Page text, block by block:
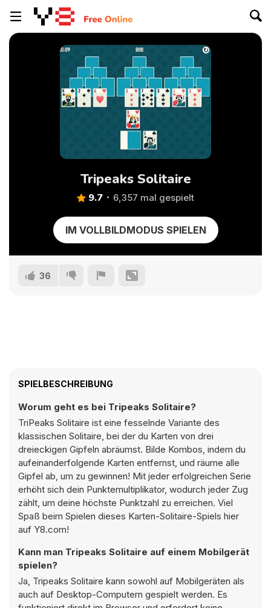
Tripeaks Solitaire
9.7 6,357 mal gespielt
IM VOLLBILDMODUS SPIELEN
36
SPIELBESCHREIBUNG
Worum geht es bei Tripeaks Solitaire?
TriPeaks Solitaire ist eine fesselnde Variante des
klassischen Solitaire, bei der du Karten von drei
dreieckigen Gipfeln abräumst. Bilde Kombos, indem du
aufeinanderfolgende Karten entfernst, und räume alle
Gipfel ab, um zu gewinnen! Mit jeder erfolgreichen Serie
erhöht sich dein Punktemultiplikator, wodurch jeder Zug
zählt, um deine höchste Punktzahl zu erreichen. Viel
Spaß beim Spielen dieses Karten-Solitaire-Spiels hier
auf Y8.com!
Kann man Tripeaks Solitaire auf einem Mobilgerät
spielen?
Ja, Tripeaks Solitaire kann sowohl auf Mobilgeräten als
auch auf Desktop-Computern gespielt werden. Es